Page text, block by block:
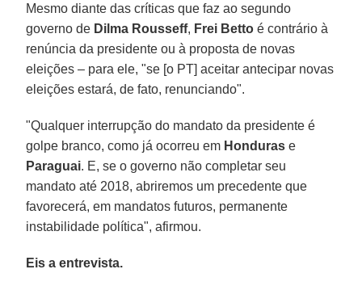
Mesmo diante das críticas que faz ao segundo
governo de Dilma Rousseff, Frei Betto é contrário à
renúncia da presidente ou à proposta de novas
eleições – para ele, "se [o PT] aceitar antecipar novas
eleições estará, de fato, renunciando".
"Qualquer interrupção do mandato da presidente é
golpe branco, como já ocorreu em Honduras e
Paraguai. E, se o governo não completar seu
mandato até 2018, abriremos um precedente que
favorecerá, em mandatos futuros, permanente
instabilidade política", afirmou.
Eis a entrevista.